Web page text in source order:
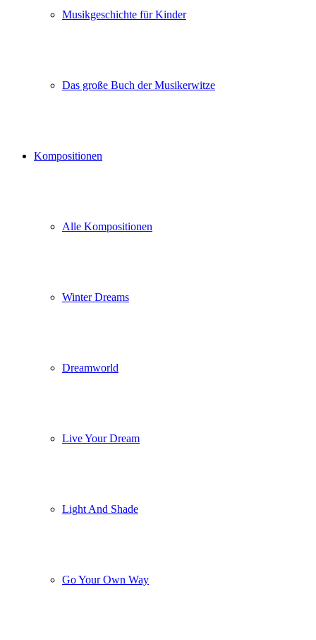
Musikgeschichte für Kinder
Das große Buch der Musikerwitze
Kompositionen
Alle Kompositionen
Winter Dreams
Dreamworld
Live Your Dream
Light And Shade
Go Your Own Way